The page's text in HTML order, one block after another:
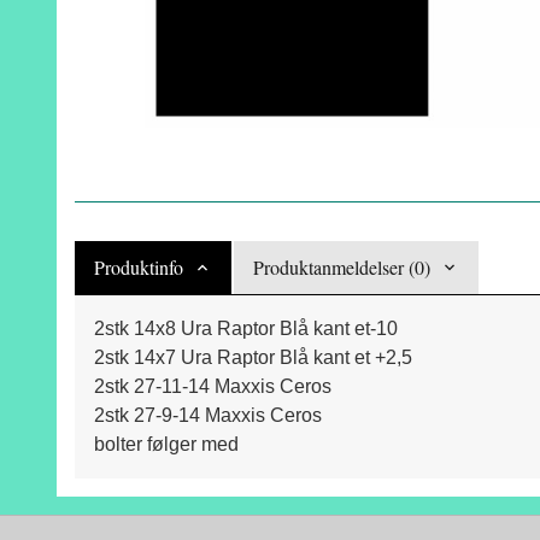
Produktinfo Produktanmeldelser (0)
2stk 14x8 Ura Raptor Blå kant et-10
2stk 14x7 Ura Raptor Blå kant et +2,5
2stk 27-11-14 Maxxis Ceros
2stk 27-9-14 Maxxis Ceros
bolter følger med